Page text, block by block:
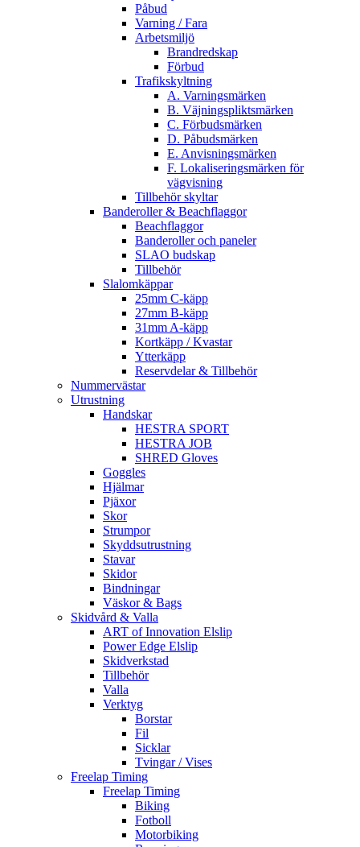
Påbud
Varning / Fara
Arbetsmiljö
Brandredskap
Förbud
Trafikskyltning
A. Varningsmärken
B. Väjningspliktsmärken
C. Förbudsmärken
D. Påbudsmärken
E. Anvisningsmärken
F. Lokaliseringsmärken för
vägvisning
Tillbehör skyltar
Banderoller & Beachflaggor
Beachflaggor
Banderoller och paneler
SLAO budskap
Tillbehör
Slalomkäppar
25mm C-käpp
27mm B-käpp
31mm A-käpp
Kortkäpp / Kvastar
Ytterkäpp
Reservdelar & Tillbehör
Nummervästar
Utrustning
Handskar
HESTRA SPORT
HESTRA JOB
SHRED Gloves
Goggles
Hjälmar
Pjäxor
Skor
Strumpor
Skyddsutrustning
Stavar
Skidor
Bindningar
Väskor & Bags
Skidvård & Valla
ART of Innovation Elslip
Power Edge Elslip
Skidverkstad
Tillbehör
Valla
Verktyg
Borstar
Fil
Sicklar
Tvingar / Vises
Freelap Timing
Freelap Timing
Biking
Fotboll
Motorbiking